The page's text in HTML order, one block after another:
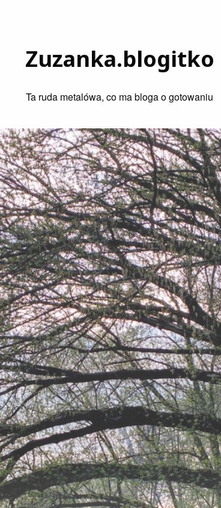
Zuzanka.blogitko
Ta ruda metalówa, co ma bloga o gotowaniu